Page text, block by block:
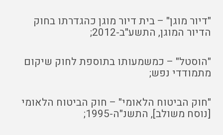
"דיור מוגן" – בית דיור מוגן כהגדרתו בחוק
הדיור המוגן, התשע"ב-2012;
"הוסטל" – כמשמעותו בתוספת לחוק שיקום
מתמודדי נפש;
"חוק הביטוח הלאומי" – חוק הביטוח הלאומי
[נוסח משולב], התשנ"ה-1995;